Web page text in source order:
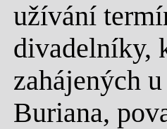
užívání
divadelníky,
zahájených
Buriana,